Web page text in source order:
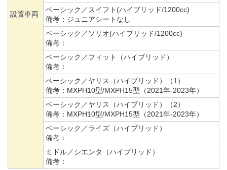
設置車両
ベーシック／スイフト(ハイブリッド/1200cc)
備考： ジュニアシートなし
ベーシック／ソリオ(ハイブリッド/1200cc)
備考：
ベーシック／フィット（ハイブリッド）
備考：
ベーシック／ヤリス（ハイブリッド）（1）
備考： MXPH10型/MXPH15型（2021年-2023年）
ベーシック／ヤリス（ハイブリッド）（2）
備考： MXPH10型/MXPH15型（2021年-2023年）
ベーシック／ライズ（ハイブリッド）
備考：
ミドル／シエンタ（ハイブリッド）
備考：